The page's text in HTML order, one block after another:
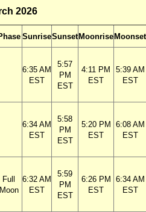
2026
SunriseSunset Moonrise Moonset
6:35 AM
EST
5:57
PM
EST
4:11 PM
EST
5:39 AM
EST
6:34 AM
EST
5:58
PM
EST
5:20 PM
EST
6:08 AM
EST
Full
Moon
6:32 AM
EST
5:59
PM
EST
6:26 PM
EST
6:34 AM
EST